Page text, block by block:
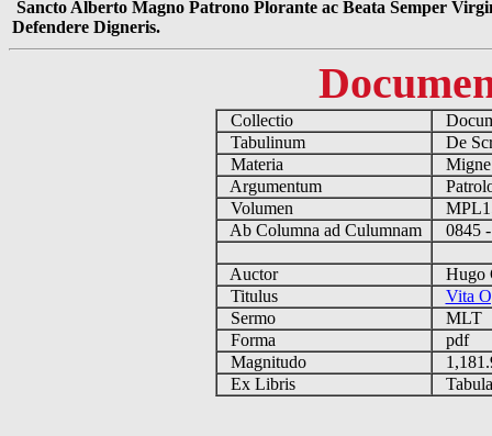
Sancto Alberto Magno Patrono Plorante ac Beata Semper
Defendere Digneris.
Collectio
Tabulinum
De
Materia
Argumentum
Volumen
Ab Columna ad Culumnam
0845
Auctor
Hugo
Titulus
Vita
Sermo
MLT
Forma
pdf
Magnitudo
Ex Libris